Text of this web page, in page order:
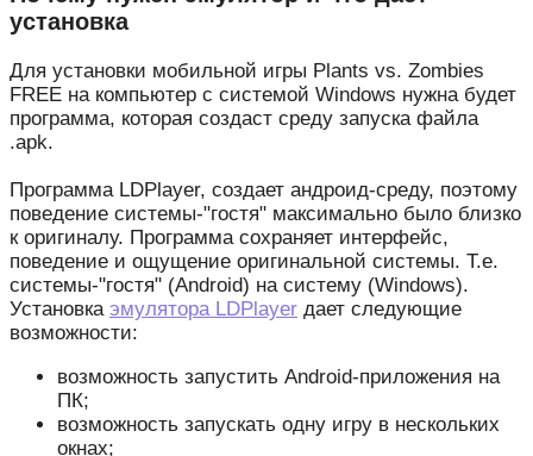
установка
Для установки мобильной игры Plants vs. Zombies
FREE на компьютер с системой Windows нужна будет
программа, которая создаст среду запуска файла
.apk.
Программа LDPlayer, создает андроид-среду, поэтому
поведение системы-"гостя" максимально было близко
к оригиналу. Программа сохраняет интерфейс,
поведение и ощущение оригинальной системы. Т.е.
системы-"гостя" (Android) на систему (Windows).
Установка эмулятора LDPlayer дает следующие
возможности:
возможность запустить Android-приложения на
ПК;
возможность запускать одну игру в нескольких
окнах;